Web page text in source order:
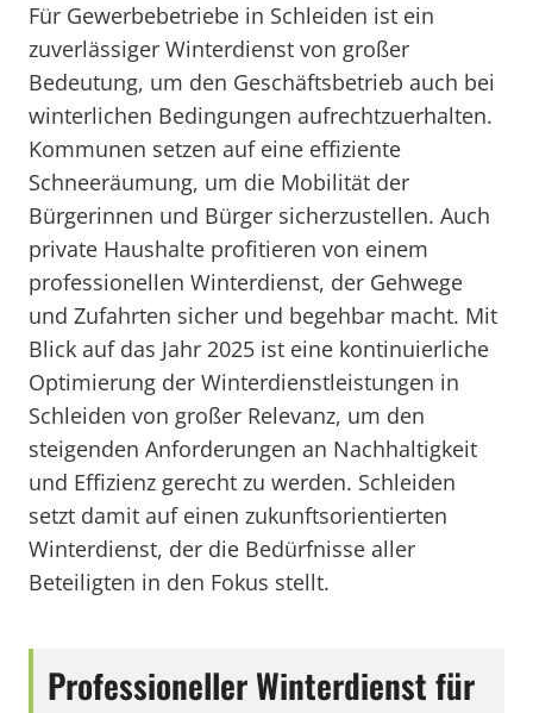
Für Gewerbebetriebe in Schleiden ist ein
zuverlässiger Winterdienst von großer
Bedeutung, um den Geschäftsbetrieb auch bei
winterlichen Bedingungen aufrechtzuerhalten.
Kommunen setzen auf eine effiziente
Schneeräumung, um die Mobilität der
Bürgerinnen und Bürger sicherzustellen. Auch
private Haushalte profitieren von einem
professionellen Winterdienst, der Gehwege
und Zufahrten sicher und begehbar macht. Mit
Blick auf das Jahr 2025 ist eine kontinuierliche
Optimierung der Winterdienstleistungen in
Schleiden von großer Relevanz, um den
steigenden Anforderungen an Nachhaltigkeit
und Effizienz gerecht zu werden. Schleiden
setzt damit auf einen zukunftsorientierten
Winterdienst, der die Bedürfnisse aller
Beteiligten in den Fokus stellt.
Professioneller Winterdienst für